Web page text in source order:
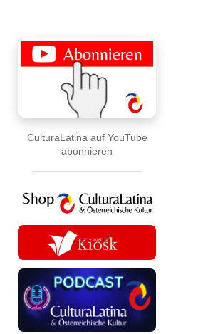
CulturaLatina auf YouTube
abonnieren